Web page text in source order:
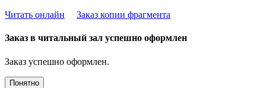
Читать онлайн
Заказ копии фрагмента
Заказ в читальный зал успешно оформлен
Заказ успешно оформлен.
Понятно